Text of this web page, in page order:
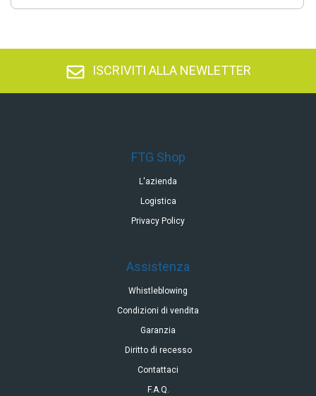
ISCRIVITI ALLA NEWLETTER
FTG Shop
L'azienda
Logistica
Privacy Policy
Assistenza
Whistleblowing
Condizioni di vendita
Garanzia
Diritto di recesso
Contattaci
F.A.Q.